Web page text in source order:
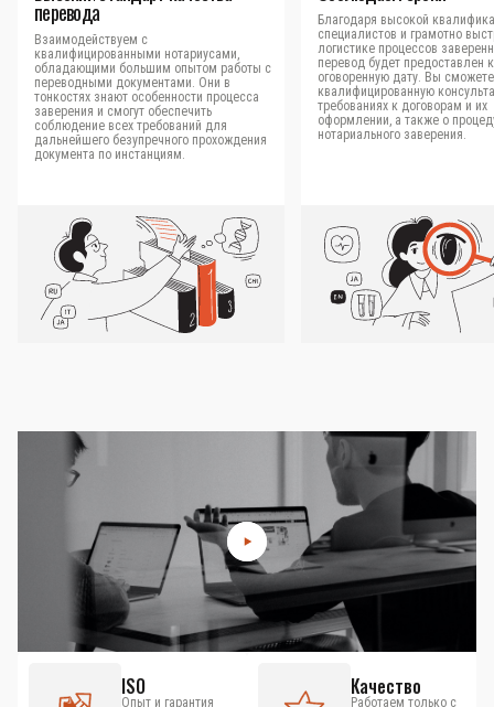
перевода
Взаимодействуем с
квалифицированными нотариусами,
обладающими большим опытом работы с
переводными документами. Они в
тонкостях знают особенности процесса
заверения и смогут обеспечить
соблюдение всех требований для
дальнейшего безупречного прохождения
документа по инстанциям.
Благодаря высокой
специалистов и грамотно
логистике процессов
перевод будет предоставлен
оговоренную дату. Вы
квалифицированную
требованиях к договорам и их
оформлении, а также о
нотариального заверения.
ISO
Опыт и гарантия
Качество
Работаем только с